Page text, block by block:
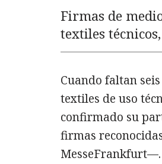
Firmas de
textiles
Cuando faltan
textiles de uso
confirmado su
firmas